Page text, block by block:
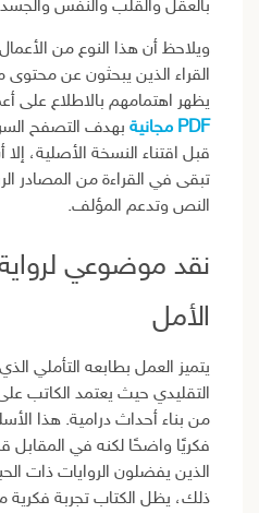
بالعقل والقلب والنفس
ويلاحظ أن هذا النوع من
القراء الذين يبحثون عن محتوى
يظهر اهتمامهم بالاطلاع على
PDF مجانية
بهدف التصفح
قبل اقتناء النسخة الأصلية، إلا
تبقى في القراءة من المصادر
النص وتدعم المؤلف.
نقد موضوعي
الأمل
يتميز العمل بطابعه التأملي
التقليدي حيث يعتمد الكاتب على
من بناء أحداث درامية. هذا
فكريًا واضحًا لكنه في المقابل
الذين يفضلون الروايات ذات
ذلك، يظل الكتاب تجربة